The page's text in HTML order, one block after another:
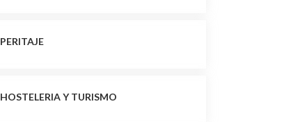
PERITAJE
HOSTELERIA Y TURISMO